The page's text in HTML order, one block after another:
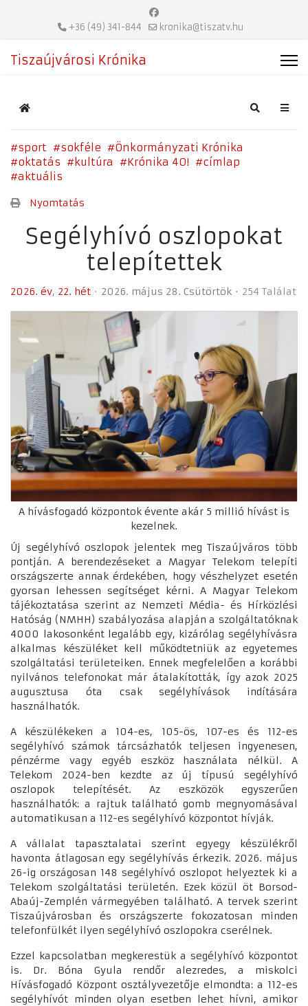
+36 (49) 341-844 kronika@tiszatv.hu
Tiszaújvárosi Krónika
Home Search
sport sokféle
Önkormányzati Krónika
oktatás
kultúra Krónika 40!
címlap
aktuális
Nyomtatás
Segélyhívó oszlopokat
telepítettek
2026. év 22. hét 2026. május 28. Csütörtök 254 Találat
A hívásfogadó központok évente akár 5 millió hívást is
kezelnek.
Új segélyhívó oszlopok jelentek meg Tiszaújváros több
pontján. A berendezéseket a Magyar Telekom telepíti
országszerte annak érdekében, hogy vészhelyzet esetén
gyorsan lehessen segítséget kérni. A Magyar Telekom
tájékoztatása szerint az Nemzeti Média- és Hírközlési
Hatóság (NMHH) szabályozása alapján a szolgáltatóknak
4000 lakosonként legalább egy, kizárólag segélyhívásra
alkalmas készüléket kell működtetniük az egyetemes
szolgáltatási területeiken. Ennek megfelelően a korábbi
nyilvános telefonokat már átalakították, így azok 2025
augusztusa óta csak segélyhívások indítására
használhatók.
A készülékeken a 104-es, 105-ös, 107-es és 112-es
segélyhívó számok tárcsázhatók teljesen ingyenesen,
pénzérme vagy egyéb eszköz használata nélkül. A
Telekom 2024-ben kezdte az új típusú segélyhívó
oszlopok telepítését. Az eszközök egyszerűen
használhatók: a rajtuk található gomb megnyomásával
automatikusan a 112-es segélyhívó központot hívják.
A vállalat tapasztalatai szerint egyegy készülékről
havonta átlagosan egy segélyhívás érkezik. 2026. május
26-ig országosan 148 segélyhívó oszlopot helyeztek ki a
Telekom szolgáltatási területén. Ezek közül öt Borsod-
Abaúj-Zemplén vármegyében található. A tervek szerint
Tiszaújvárosban és országszerte fokozatosan minden
telefonfülkét ilyen segélyhívó oszlopokra cserélnek.
Ezzel kapcsolatban megkerestük a segélyhívó központot
is. Dr. Bóna Gyula rendőr alezredes, a miskolci
Hívásfogadó Központ osztályvezetője elmondta: a 112-es
segélyhívót minden olyan esetben lehet hívni, amikor